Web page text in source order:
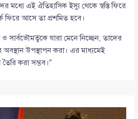
মধ্যে এই ঐতিহাসিক ইস্যু থেকে স্বস্তি ফিরে
ফিরে আসে তা প্রশমিত হবে।
সার্বভৌমত্বকে যারা মেনে নিচ্ছেন, তাদের
অবস্থান উপস্থাপন করা। এর মাধ্যমেই
করা সম্ভব।”